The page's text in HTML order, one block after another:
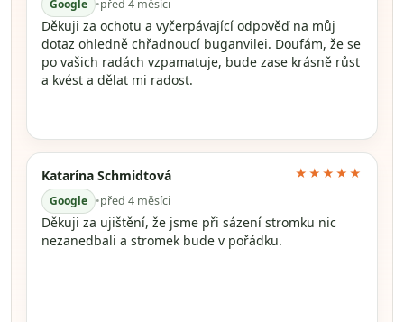
Google •před 4 měsíci
Děkuji za ochotu a vyčerpávající odpověď na můj
dotaz ohledně chřadnoucí buganvilei. Doufám, že se
po vašich radách vzpamatuje, bude zase krásně růst
a kvést a dělat mi radost.
Katarína Schmidtová
Google •před 4 měsíci
★★★★★
Děkuji za ujištění, že jsme při sázení stromku nic
nezanedbali a stromek bude v pořádku.